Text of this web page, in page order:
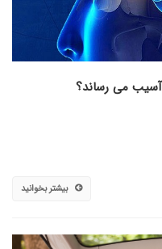
آسیب می رساند؟
بیشتر بخوانید